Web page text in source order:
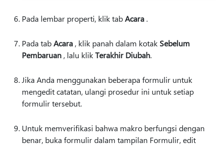
Pada lembar properti, klik tabAcara .
Pada tabAcara, klik panah dalam kotak Sebelum
Pembaruan, lalu klikTerakhir Diubah.
Jika Anda menggunakan beberapa formulir untuk
mengedit catatan, ulangi prosedur ini untuk setiap
formulir tersebut.
Untuk memverifikasi bahwa makro berfungsi dengan
benar, buka formulir dalam tampilan Formulir, edit